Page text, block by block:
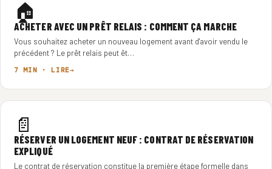
🏠
ACHETER AVEC UN PRÊT RELAIS : COMMENT ÇA MARCHE
Vous souhaitez acheter un nouveau logement avant d'avoir vendu le
précédent ? Le prêt relais peut êt…
7 MIN · LIRE
📄
RÉSERVER UN LOGEMENT NEUF : CONTRAT DE RÉSERVATION
EXPLIQUÉ
Le contrat de réservation constitue la première étape formelle dans